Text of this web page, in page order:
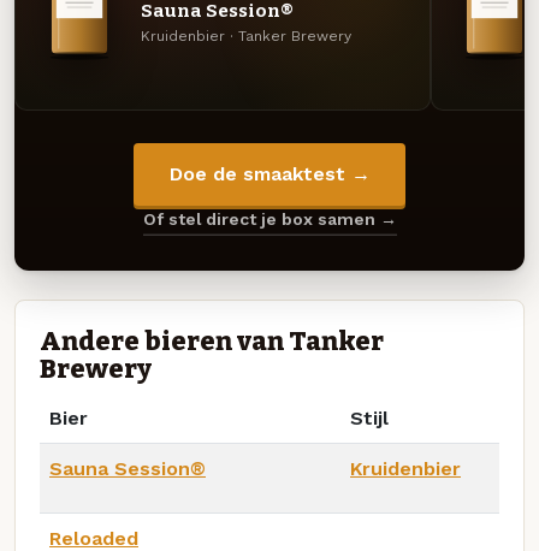
Sauna Session®️
Kruidenbier · Tanker Brewery
Doe de smaaktest →
Of stel direct je box samen →
Andere bieren van Tanker
Brewery
Bier Stijl
Sauna Session®️ Kruidenbier
Reloaded